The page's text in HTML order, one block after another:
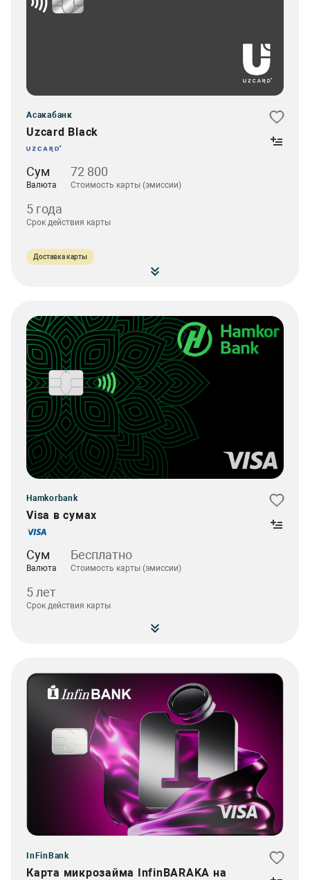
Асакабанк
Uzcard Black
Сум
Валюта
72 800
Стоимость карты (эмиссии)
5 года
Срок действия карты
Доставка карты
Hamkorbank
Visa в сумах
Сум
Валюта
Бесплатно
Стоимость карты (эмиссии)
5 лет
Срок действия карты
InFinBank
Карта микрозайма InfinBARAKA на